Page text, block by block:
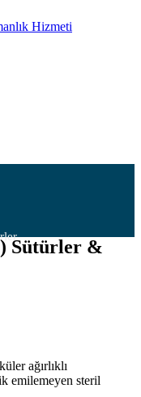
Hizmeti
Sütürler &
ağırlıklı
emilemeyen steril